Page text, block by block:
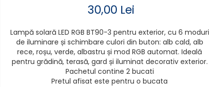
Ştechere/Stecher adaptor
Ţeavă PVC
30,00 Lei
Lampă solară LED RGB BT90-3 pentru exterior, cu 6 moduri
de iluminare și schimbare culori din buton: alb cald, alb
rece, roșu, verde, albastru și mod RGB automat. Ideală
pentru grădină, terasă, gard și iluminat decorativ exterior.
Pachetul contine 2 bucati
Pretul afisat este pentru o bucata